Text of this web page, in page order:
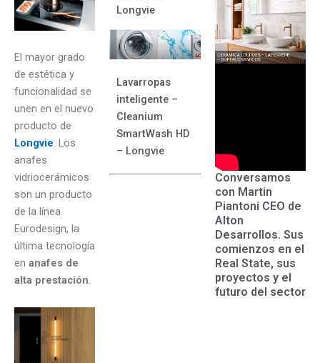
El mayor grado
de estética y
funcionalidad se
unen en el nuevo
producto de
Longvie. Los
anafes
vidriocerámicos
son un producto
de la línea
Eurodesign, la
última tecnología
en anafes de
alta prestación.
Longvie
Lavarropas
inteligente –
Cleanium
SmartWash HD
– Longvie
Conversamos
con Martin
Piantoni CEO de
Alton
Desarrollos. Sus
comienzos en el
Real State, sus
proyectos y el
futuro del sector